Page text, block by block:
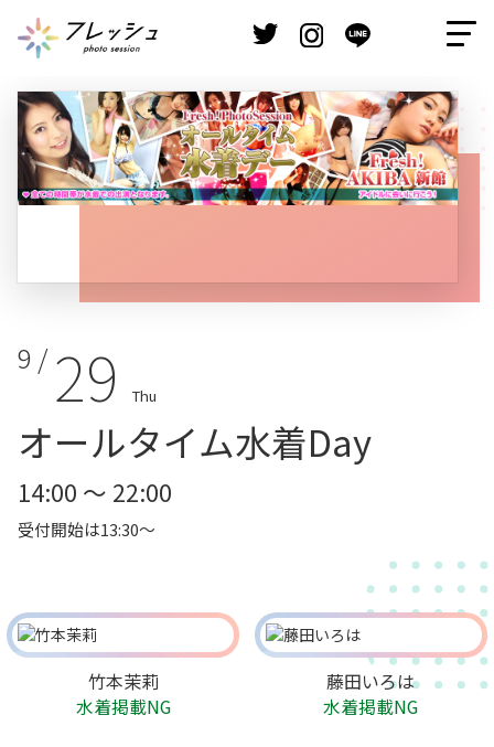
9 / 29 Thu
オールタイム水着Day
14:00 ～ 22:00
受付開始は13:30～
竹本茉莉
水着掲載NG
藤田いろは
水着掲載NG